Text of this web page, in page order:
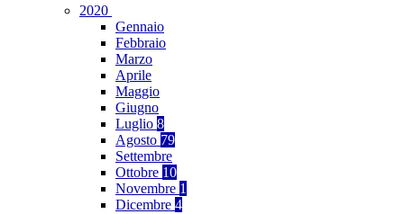
2020
Gennaio
Febbraio
Marzo
Aprile
Maggio
Giugno
Luglio 8
Agosto 79
Settembre
Ottobre 10
Novembre 1
Dicembre 4